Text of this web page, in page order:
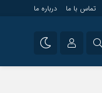
تماس با ما درباره ما